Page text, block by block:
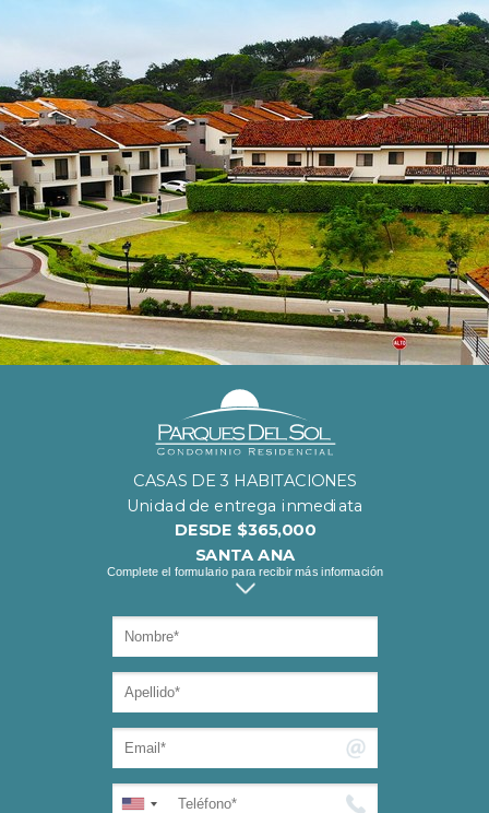
Complete el formulario para recibir más información
CASAS DE 3 HABITACIONES
Unidad de entrega inmediata
DESDE $365,000
SANTA ANA